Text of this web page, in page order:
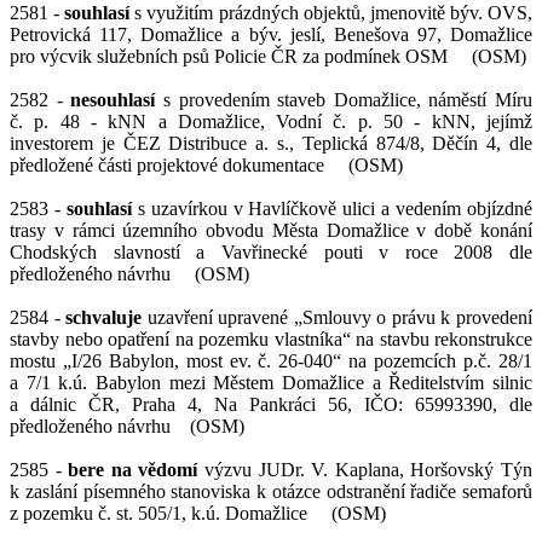
2581 - souhlasís využitím prázdných objektů, jmenovitě býv. OVS,
Petrovická 117, Domažlice a býv. jeslí, Benešova 97, Domažlice
pro výcvik služebních psů Policie ČR za podmínek OSM (OSM)
2582 -nesouhlasí s provedením staveb Domažlice, náměstí Míru
č. p. 48 - kNN a Domažlice, Vodní č. p. 50 - kNN, jejímž
investorem je ČEZ Distribuce a. s., Teplická 874/8, Děčín 4, dle
předložené části projektové dokumentace (OSM)
2583 -souhlasí s uzavírkou v Havlíčkově ulici a vedením objízdné
trasy v rámci územního obvodu Města Domažlice v době konání
Chodských slavností a Vavřinecké pouti v roce 2008 dle
předloženého návrhu (OSM)
2584 -schvaluje uzavření upravené „Smlouvy o právu k provedení
stavby nebo opatření na pozemku vlastníka“ na stavbu rekonstrukce
mostu „I/26 Babylon, most ev. č. 26-040“ na pozemcích p.č. 28/1
a 7/1 k.ú. Babylon mezi Městem Domažlice a Ředitelstvím silnic
a dálnic ČR, Praha 4, Na Pankráci 56, IČO: 65993390, dle
předloženého návrhu (OSM)
2585 -bere na vědomívýzvu JUDr. V. Kaplana, Horšovský Týn
k zaslání písemného stanoviska k otázce odstranění řadiče semaforů
z pozemku č. st. 505/1, k.ú. Domažlice (OSM)